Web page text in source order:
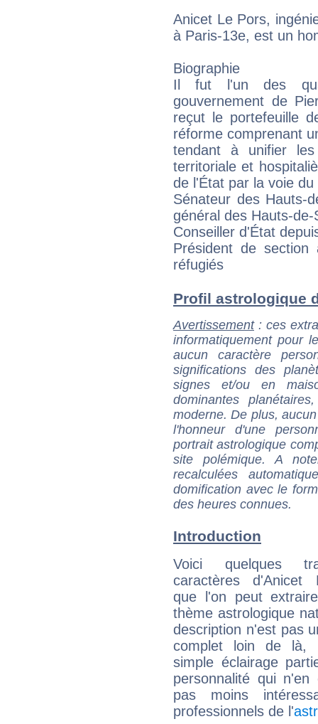
Anicet Le Pors,
à Paris-13e, est un
Biographie
Il fut l'un des
gouvernement de
reçut le portefeuille
réforme comprenant
tendant à unifier
territoriale et
de l'État par la voie du
Sénateur des Hauts-
général des Hauts-
Conseiller d'État
Président de
réfugiés
Profil astrologique
Avertissement: ces
informatiquement pour
aucun caractère
significations des
signes et/ou en
dominantes
moderne. De plus,
l'honneur d'une
portrait astrologique
site polémique. A
recalculées
domification avec le
des heures connues.
Introduction
Voici quelques
caractères d'Anicet
que l'on peut
thème astrologique
description n'est pas
complet loin de là,
simple éclairage
personnalité qui n'en
pas moins
professionnels de l'